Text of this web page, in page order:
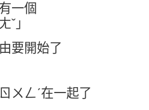
一個
ˇ」
要開始了
ㄨㄥˊ在一起了